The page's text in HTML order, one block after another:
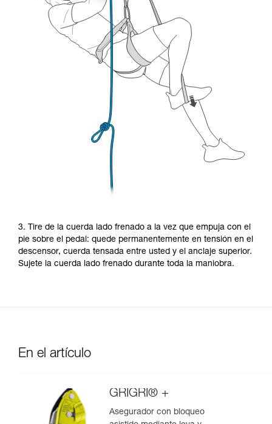
3. Tire de la cuerda lado frenado a la vez que empuja con el
pie sobre el pedal: quede permanentemente en tensión en el
descensor, cuerda tensada entre usted y el anclaje superior.
Sujete la cuerda lado frenado durante toda la maniobra.
En el artículo
GRIGRI® +
Asegurador con bloqueo